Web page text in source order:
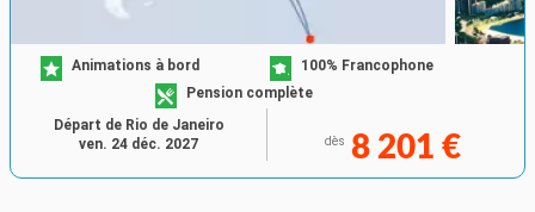
Animations à bord
100% Francophone
Pension complète
dès 8 201 €
Départ de Rio de Janeiro
ven. 24 déc. 2027